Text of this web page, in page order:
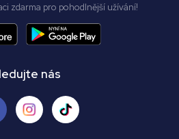
zdarma pro pohodlnější užívání!
nás